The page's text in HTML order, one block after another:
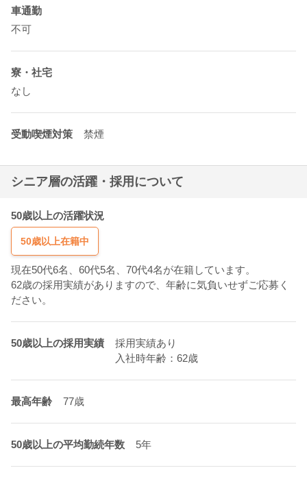
車通勤
不可
寮・社宅
なし
受動喫煙対策 禁煙
シニア層の活躍・採用について
50歳以上の活躍状況
50歳以上在籍中
現在50代6名、60代5名、70代4名が在籍しています。
62歳の採用実績がありますので、年齢に気負いせずご応募く
ださい。
50歳以上の採用実績
採用実績あり
入社時年齢：62歳
最高年齢 77歳
50歳以上の平均勤続年数 5年